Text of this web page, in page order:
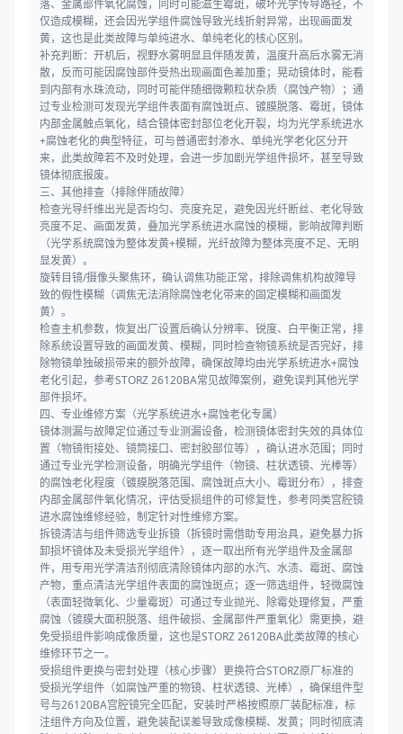
落、金属部件氧化腐蚀，同时可能滋生霉斑，破坏光学传导路径，不
仅造成模糊，还会因光学组件腐蚀导致光线折射异常，出现画面发
黄，这也是此类故障与单纯进水、单纯老化的核心区别。
补充判断：开机后，视野水雾明显且伴随发黄，温度升高后水雾无消
散，反而可能因腐蚀部件受热出现画面色差加重；晃动镜体时，能看
到内部有水珠流动，同时可能伴随细微颗粒状杂质（腐蚀产物）；通
过专业检测可发现光学组件表面有腐蚀斑点、镀膜脱落、霉斑，镜体
内部金属触点氧化，结合镜体密封部位老化开裂，均为光学系统进水
+腐蚀老化的典型特征，可与普通密封渗水、单纯光学老化区分开
来，此类故障若不及时处理，会进一步加剧光学组件损坏，甚至导致
镜体彻底报废。
三、其他排查（排除伴随故障）
检查光导纤维出光是否均匀、亮度充足，避免因光纤断丝、老化导致
亮度不足、画面发黄，叠加光学系统进水腐蚀的模糊，影响故障判断
（光学系统腐蚀为整体发黄+模糊，光纤故障为整体亮度不足、无明
显发黄）。
旋转目镜/摄像头聚焦环，确认调焦功能正常，排除调焦机构故障导
致的假性模糊（调焦无法消除腐蚀老化带来的固定模糊和画面发
黄）。
检查主机参数，恢复出厂设置后确认分辨率、锐度、白平衡正常，排
除系统设置导致的画面发黄、模糊，同时检查物镜系统是否完好，排
除物镜单独破损带来的额外故障，确保故障均由光学系统进水+腐蚀
老化引起，参考STORZ 26120BA常见故障案例，避免误判其他光学
部件损坏。
四、专业维修方案（光学系统进水+腐蚀老化专属）
镜体测漏与故障定位通过专业测漏设备，检测镜体密封失效的具体位
置（物镜衔接处、镜筒接口、密封胶部位等），确认进水范围；同时
通过专业光学检测设备，明确光学组件（物镜、柱状透镜、光棒等）
的腐蚀老化程度（镀膜脱落范围、腐蚀斑点大小、霉斑分布），排查
内部金属部件氧化情况，评估受损组件的可修复性，参考同类宫腔镜
进水腐蚀维修经验，制定针对性维修方案。
拆镜清洁与组件筛选专业拆镜（拆镜时需借助专用治具，避免暴力拆
卸损坏镜体及未受损光学组件），逐一取出所有光学组件及金属部
件，用专用光学清洁剂彻底清除镜体内部的水汽、水渍、霉斑、腐蚀
产物，重点清洁光学组件表面的腐蚀斑点；逐一筛选组件，轻微腐蚀
（表面轻微氧化、少量霉斑）可通过专业抛光、除霉处理修复，严重
腐蚀（镀膜大面积脱落、组件破损、金属部件严重氧化）需更换，避
免受损组件影响成像质量，这也是STORZ 26120BA此类故障的核心
维修环节之一。
受损组件更换与密封处理（核心步骤）更换符合STORZ原厂标准的
受损光学组件（如腐蚀严重的物镜、柱状透镜、光棒），确保组件型
号与26120BA宫腔镜完全匹配，安装时严格按照原厂装配标准，标
注组件方向及位置，避免装配误差导致成像模糊、发黄；同时彻底清